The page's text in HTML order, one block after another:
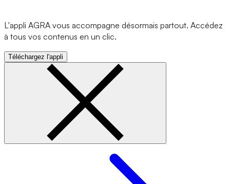
L'appli AGRA vous accompagne désormais partout. Accédez
à tous vos contenus en un clic.
Téléchargez l'appli